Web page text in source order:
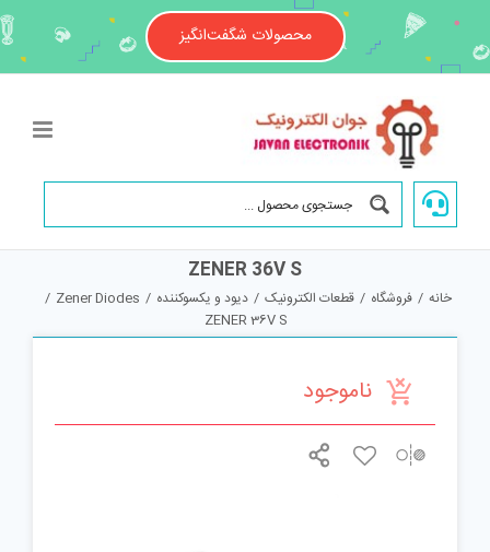
content
محصولات شگفت‌انگیز
ZENER 36V S
خانه / فروشگاه / قطعات الکترونیک / دیود و یکسوکننده /
Zener Diodes
/
ZENER 36V S
ناموجود